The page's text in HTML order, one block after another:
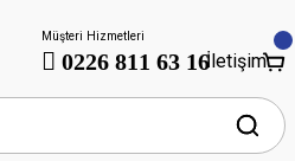
Müşteri Hizmetleri
0226 811 63 16İletişim